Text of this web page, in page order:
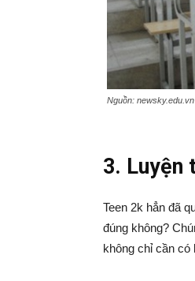
Nguồn: newsky.edu.vn
3. Luyện
Teen 2k hẳn đã
đúng không?
không chỉ cần có